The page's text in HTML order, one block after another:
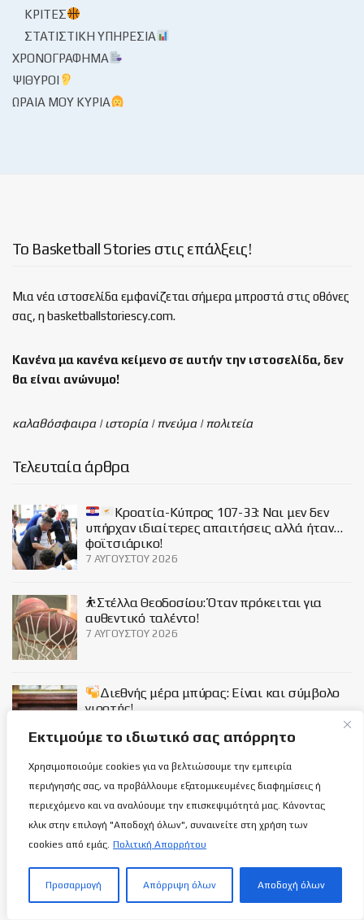
Εκτιμούμε το ιδιωτικό σας απόρρητο
Χρησιμοποιούμε cookies για να βελτιώσουμε την εμπειρία
περιήγησής σας, να προβάλλουμε εξατομικευμένες διαφημίσεις ή
περιεχόμενο και να αναλύουμε την επισκεψιμότητά μας. Κάνοντας
κλικ στην επιλογή "Αποδοχή όλων", συναινείτε στη χρήση των
cookies από εμάς. Πολιτική Απορρήτου
Προσαρμογή Απόρριψη όλων Αποδοχή όλων
ΚΡΙΤΈΣ
ΣΤΑΤΙΣΤΙΚΉ ΥΠΗΡΕΣΊΑ
ΧΡΟΝΟΓΡΆΦΗΜΑ
ΨΊΘΥΡΟΙ
ΩΡΑΊΑ ΜΟΥ ΚΥΡΊΑ
Το Basketball Stories στις επάλξεις!
Μια νέα ιστοσελίδα εμφανίζεται σήμερα μπροστά στις οθόνες
σας, η basketballstoriescy.com.
Κανένα μα κανένα κείμενο σε αυτήν την ιστοσελίδα, δεν
θα είναι ανώνυμο!
καλαθόσφαιρα | ιστορία | πνεύμα | πολιτεία
Τελευταία άρθρα
Κροατία-Κύπρος 107-33: Ναι μεν δεν
υπήρχαν ιδιαίτερες απαιτήσεις αλλά ήταν…
φοϊτσιάρικο!
7 ΑΥΓΟΎΣΤΟΥ 2026
⛹️Στέλλα Θεοδοσίου: Όταν πρόκειται για
αυθεντικό ταλέντο!
7 ΑΥΓΟΎΣΤΟΥ 2026
Διεθνής μέρα μπύρας: Είναι και σύμβολο
γιορτής!
Social
Σχετικά με εμάς